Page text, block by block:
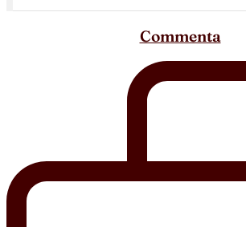
Commenta